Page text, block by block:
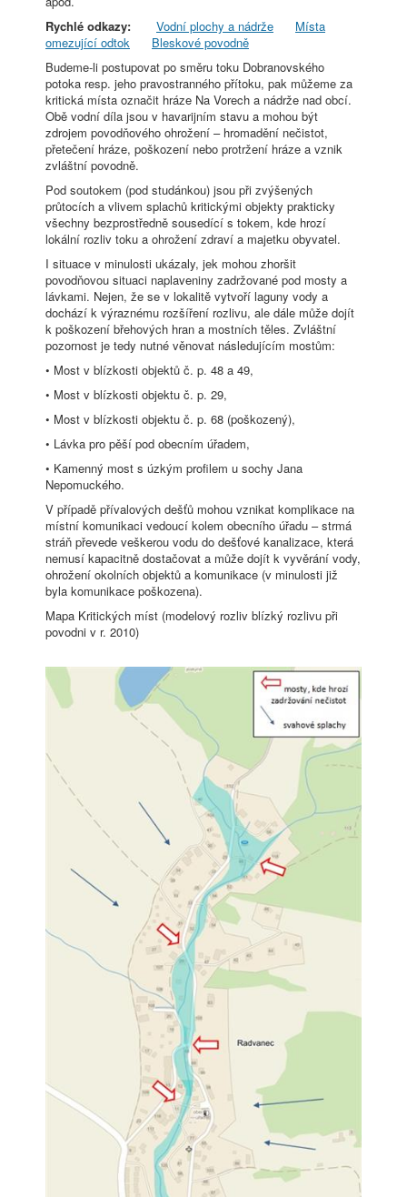
Rychlé odkazy:
Vodní plochy a nádrže
Místa
omezující odtok
Bleskové povodně
Budeme-li postupovat po směru toku Dobranovského
potoka resp. jeho pravostranného přítoku, pak můžeme za
kritická místa označit hráze Na Vorech a nádrže nad obcí.
Obě vodní díla jsou v havarijním stavu a mohou být
zdrojem povodňového ohrožení – hromadění nečistot,
přetečení hráze, poškození nebo protržení hráze a vznik
zvláštní povodně.
Pod soutokem (pod studánkou) jsou při zvýšených
průtocích a vlivem splachů kritickými objekty prakticky
všechny bezprostředně sousedící s tokem, kde hrozí
lokální rozliv toku a ohrožení zdraví a majetku obyvatel.
I situace v minulosti ukázaly, jek mohou zhoršit
povodňovou situaci naplaveniny zadržované pod mosty a
lávkami. Nejen, že se v lokalitě vytvoří laguny vody a
dochází k výraznému rozšíření rozlivu, ale dále může dojít
k poškození břehových hran a mostních těles. Zvláštní
pozornost je tedy nutné věnovat následujícím mostům:
• Most v blízkosti objektů č. p. 48 a 49,
• Most v blízkosti objektu č. p. 29,
• Most v blízkosti objektu č. p. 68 (poškozený),
• Lávka pro pěší pod obecním úřadem,
• Kamenný most s úzkým profilem u sochy Jana
Nepomuckého.
V případě přívalových dešťů mohou vznikat komplikace na
místní komunikaci vedoucí kolem obecního úřadu – strmá
stráň převede veškerou vodu do dešťové kanalizace, která
nemusí kapacitně dostačovat a může dojít k vyvěrání vody,
ohrožení okolních objektů a komunikace (v minulosti již
byla komunikace poškozena).
Mapa Kritických míst (modelový rozliv blízký rozlivu při
povodni v r. 2010)